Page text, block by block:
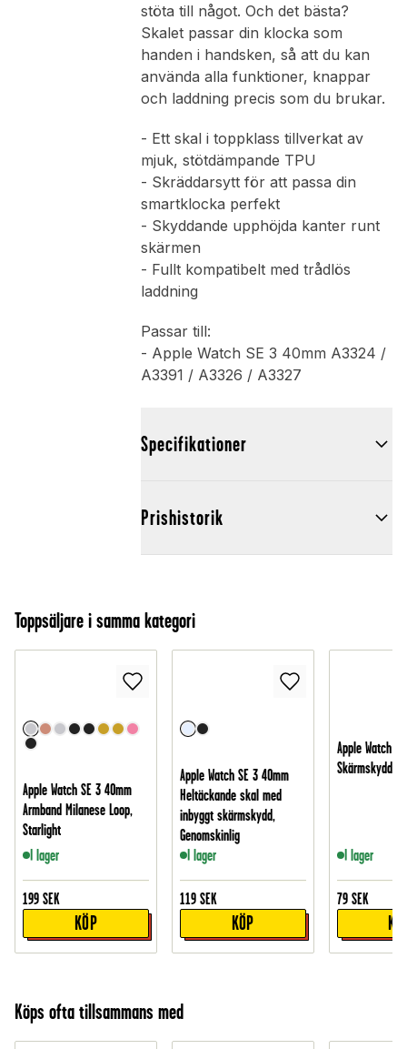
stöta till något. Och det bästa?
Skalet passar din klocka som
handen i handsken, så att du kan
använda alla funktioner, knappar
och laddning precis som du brukar.
- Ett skal i toppklass tillverkat av
mjuk, stötdämpande TPU
- Skräddarsytt för att passa din
smartklocka perfekt
- Skyddande upphöjda kanter runt
skärmen
- Fullt kompatibelt med trådlös
laddning
Passar till:
- Apple Watch SE 3 40mm A3324 /
A3391 / A3326 / A3327
Specifikationer
Prishistorik
Toppsäljare i samma kategori
Apple Watch SE 3 40mm
Armband Milanese Loop,
Starlight
I lager
199 SEK
KÖP
Apple Watch SE 3 40mm
Heltäckande skal med
inbyggt skärmskydd,
Genomskinlig
I lager
119 SEK
KÖP
Apple Watch
Skärmskydd -
I lager
79 SEK
Köps ofta tillsammans med